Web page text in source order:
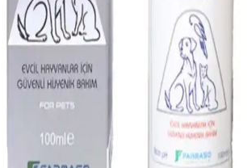
mücadelede etkili ve güvenli sprey
gerekenler, güvenlik önlemleri ve
hakkında kapsamlı rehber.
Pig Yemi: Doğal ve Dengeli
Seçenek
Pig Yemi, doğal sebzeler, tahıllar ve
sağlıklı ve dengeli beslenme sağlayan